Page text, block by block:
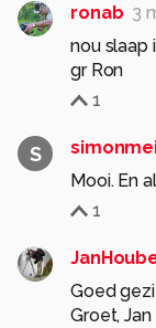
ronab 3
nou slaap
gr Ron
1
S
Mooi. En
1
Goed
Groet, Jan